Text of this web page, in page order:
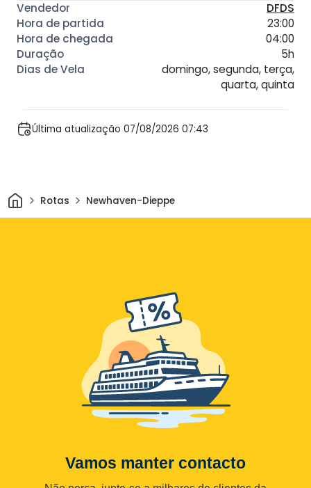
DFDS
23:00
04:00
5h
domingo, segunda, terça,
quarta, quinta
Última atualização 07/08/2026 07:43
CasaRotas Newhaven-Dieppe
Vamos manter contacto